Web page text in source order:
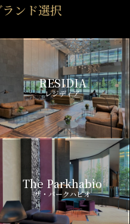
ンド選択
RESIDIA
レジディア
The Parkhabio
ザ・パークハビオ